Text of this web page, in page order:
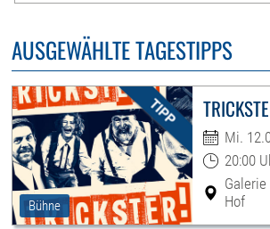
AUSGEWÄHLTE TAGESTIPPS
Bühne
Mi.
20:00
Hof